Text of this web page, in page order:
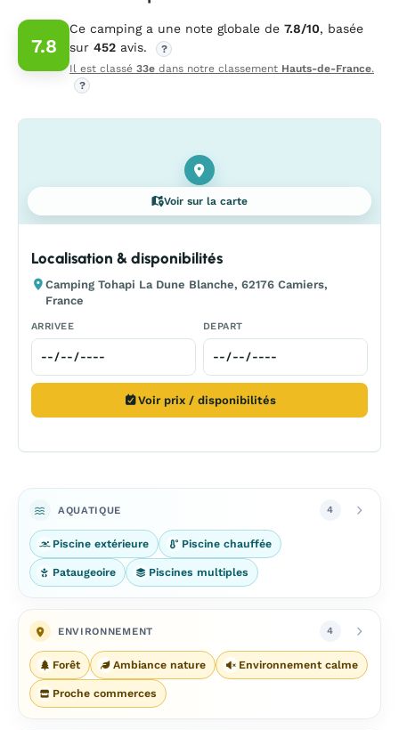
7.8
Ce camping a une note globale de 7.8/10, basée
sur 452 avis.
?
Il est classé 33e dans notre classement Hauts-de-France.
?
Voir sur la carte
Localisation & disponibilités
Camping Tohapi La Dune Blanche, 62176 Camiers,
France
ARRIVEE DEPART
Voir prix / disponibilités
AQUATIQUE 4
Piscine extérieure Piscine chauffée
Pataugeoire Piscines multiples
ENVIRONNEMENT 4
Forêt Ambiance nature Environnement calme
Proche commerces